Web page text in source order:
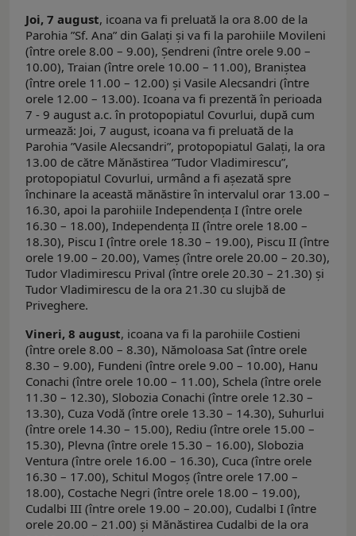
Joi, 7 august, icoana va fi preluată la ora 8.00 de la
Parohia ”Sf. Ana” din Galaţi şi va fi la parohiile Movileni
(între orele 8.00 – 9.00), Şendreni (între orele 9.00 –
10.00), Traian (între orele 10.00 – 11.00), Braniştea
(între orele 11.00 – 12.00) și Vasile Alecsandri (între
orele 12.00 – 13.00). Icoana va fi prezentă în perioada
7 - 9 august a.c. în protopopiatul Covurlui, după cum
urmează: Joi, 7 august, icoana va fi preluată de la
Parohia ”Vasile Alecsandri”, protopopiatul Galați, la ora
13.00 de către Mănăstirea ”Tudor Vladimirescu”,
protopopiatul Covurlui, urmând a fi aşezată spre
închinare la această mănăstire în intervalul orar 13.00 –
16.30, apoi la parohiile Independența I (între orele
16.30 – 18.00), Independența II (între orele 18.00 –
18.30), Piscu I (între orele 18.30 – 19.00), Piscu II (între
orele 19.00 – 20.00), Vameş (între orele 20.00 – 20.30),
Tudor Vladimirescu Prival (între orele 20.30 – 21.30) şi
Tudor Vladimirescu de la ora 21.30 cu slujbă de
Priveghere.
Vineri, 8 august, icoana va fi la parohiile Costieni
(între orele 8.00 – 8.30), Nămoloasa Sat (între orele
8.30 – 9.00), Fundeni (între orele 9.00 – 10.00), Hanu
Conachi (între orele 10.00 – 11.00), Schela (între orele
11.30 – 12.30), Slobozia Conachi (între orele 12.30 –
13.30), Cuza Vodă (între orele 13.30 – 14.30), Suhurlui
(între orele 14.30 – 15.00), Rediu (între orele 15.00 –
15.30), Plevna (între orele 15.30 – 16.00), Slobozia
Ventura (între orele 16.00 – 16.30), Cuca (între orele
16.30 – 17.00), Schitul Mogoş (între orele 17.00 –
18.00), Costache Negri (între orele 18.00 – 19.00),
Cudalbi III (între orele 19.00 – 20.00), Cudalbi I (între
orele 20.00 – 21.00) şi Mănăstirea Cudalbi de la ora